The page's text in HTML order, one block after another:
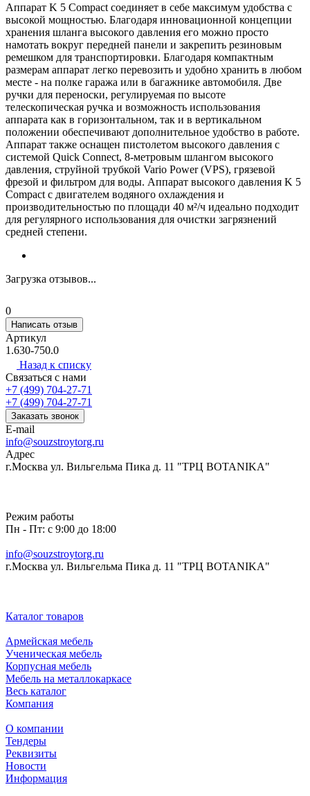
Аппарат K 5 Compact соединяет в себе максимум удобства с
высокой мощностью. Благодаря инновационной концепции
хранения шланга высокого давления его можно просто
намотать вокруг передней панели и закрепить резиновым
ремешком для транспортировки. Благодаря компактным
размерам аппарат легко перевозить и удобно хранить в любом
месте - на полке гаража или в багажнике автомобиля. Две
ручки для переноски, регулируемая по высоте
телескопическая ручка и возможность использования
аппарата как в горизонтальном, так и в вертикальном
положении обеспечивают дополнительное удобство в работе.
Аппарат также оснащен пистолетом высокого давления с
системой Quick Connect, 8-метровым шлангом высокого
давления, струйной трубкой Vario Power (VPS), грязевой
фрезой и фильтром для воды. Аппарат высокого давления K 5
Compact с двигателем водяного охлаждения и
производительностью по площади 40 м²/ч идеально подходит
для регулярного использования для очистки загрязнений
средней степени.
Загрузка отзывов...
0
Написать отзыв
Артикул
1.630-750.0
Назад к списку
Связаться с нами
+7 (499) 704-27-71
+7 (499) 704-27-71
Заказать звонок
E-mail
info@souzstroytorg.ru
Адрес
г.Москва ул. Вильгельма Пика д. 11 "ТРЦ BOTANIKA"
Режим работы
Пн - Пт: с 9:00 до 18:00
info@souzstroytorg.ru
г.Москва ул. Вильгельма Пика д. 11 "ТРЦ BOTANIKA"
Каталог товаров
Армейская мебель
Ученическая мебель
Корпусная мебель
Мебель на металлокаркасе
Весь каталог
Компания
О компании
Тендеры
Реквизиты
Новости
Информация